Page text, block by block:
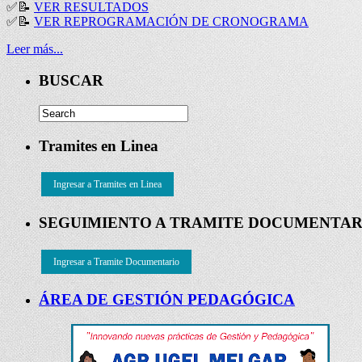
✅ 📝VER RESULTADOS
✅ 📝VER REPROGRAMACIÓN DE CRONOGRAMA
Leer más...
BUSCAR
Tramites en Linea
Ingresar a Tramites en Linea
SEGUIMIENTO A TRAMITE
Ingresar a Tramite Documentario
ÁREA DE GESTIÓN PEDAGÓGICA